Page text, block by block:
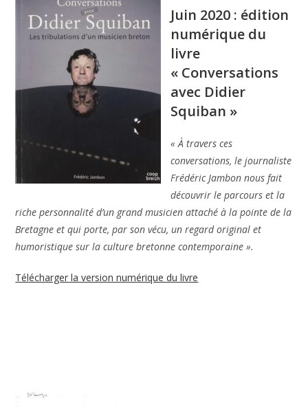
Juin 2020 : édition
numérique du
livre
« Conversations
avec Didier
Squiban »
« À travers ces
conversations, le journaliste
Frédéric Jambon nous fait
découvrir le parcours et la
riche personnalité d’un grand musicien attaché à la pointe de la
Bretagne et qui porte, par son vécu, un regard original et
humoristique sur la culture bretonne contemporaine ».
Télécharger la version numérique du livre